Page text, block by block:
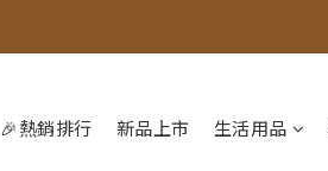
🎉熱銷排行 新品上市 生活用品